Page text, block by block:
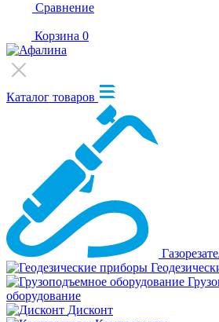
Сравнение
Корзина 0
Каталог товаров
оборудование
Дисконт